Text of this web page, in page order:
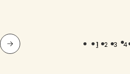
1 2 3 4